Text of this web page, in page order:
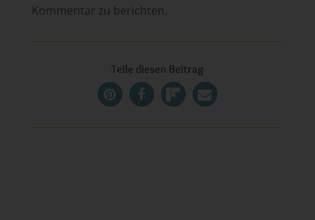
Kommentar zu berichten.
Teile diesen Beitrag